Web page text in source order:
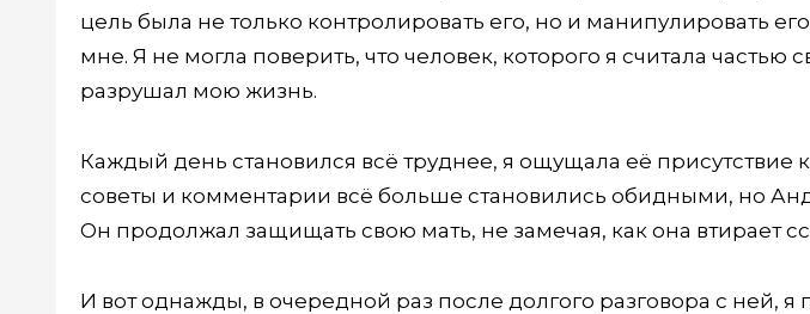
цель была не только контролировать его, но и манипулировать
мне. Я не могла поверить, что человек, которого я считала частью
разрушал мою жизнь.
Каждый день становился всё труднее, я ощущала её присутствие
советы и комментарии всё больше становились обидными, но
Он продолжал защищать свою мать, не замечая, как она втирает
И вот однажды, в очередной раз после долгого разговора с ней,